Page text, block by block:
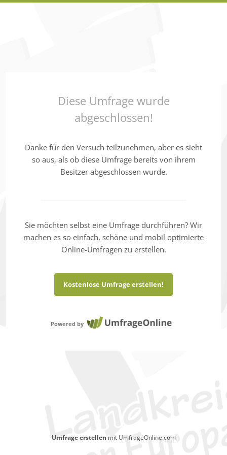
Diese Umfrage wurde
abgeschlossen!
Danke für den Versuch teilzunehmen, aber es sieht
so aus, als ob diese Umfrage bereits von ihrem
Besitzer abgeschlossen wurde.
Sie möchten selbst eine Umfrage durchführen? Wir
machen es so einfach, schöne und mobil optimierte
Online-Umfragen zu erstellen.
Kostenlose Umfrage erstellen!
Powered by
Umfrage erstellen mit UmfrageOnline.com